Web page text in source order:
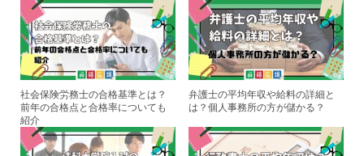
社会保険労務士の合格基準とは？
前年の合格点と合格率についても
紹介
弁護士の平均年収や給料の詳細と
は？個人事務所の方が儲かる？